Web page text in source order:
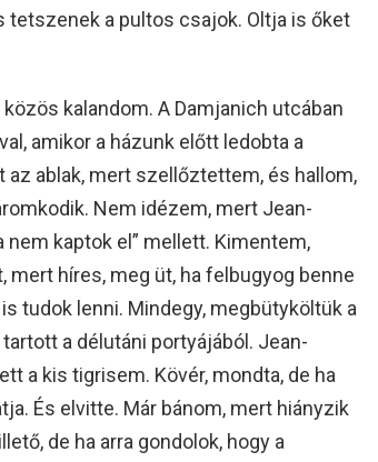
tetszenek a pultos csajok. Oltja is őket
kalandom. A Damjanich utcában
amikor a házunk előtt ledobta a
az ablak, mert szellőztettem, és hallom,
Nem idézem, mert Jean-
nem kaptok el” mellett. Kimentem,
híres, meg üt, ha felbugyog benne
tudok lenni. Mindegy, megbütyköltük a
a délutáni portyájából. Jean-
a kis tigrisem. Kövér, mondta, de ha
És elvitte. Már bánom, mert hiányzik
de ha arra gondolok, hogy a